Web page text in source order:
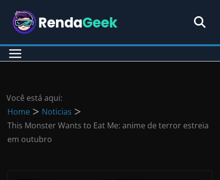
para
conteúdo
Você está aqui:
Home
Noticias
This Monster Wants to Eat Me: anime de terror estreia
em outubro